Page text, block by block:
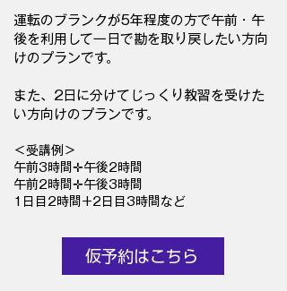
運転のブランクが5年程度の方で午前・午
後を利用して一日で勘を取り戻したい方向
けのプランです。
​また、2日に分けてじっくり教習を受けた
い方向けのプランです。
＜受講例＞
午前3時間✛午後2時間
​午前2時間✛午後3時間
1日目2時間+2日目3時間など
仮予約はこちら